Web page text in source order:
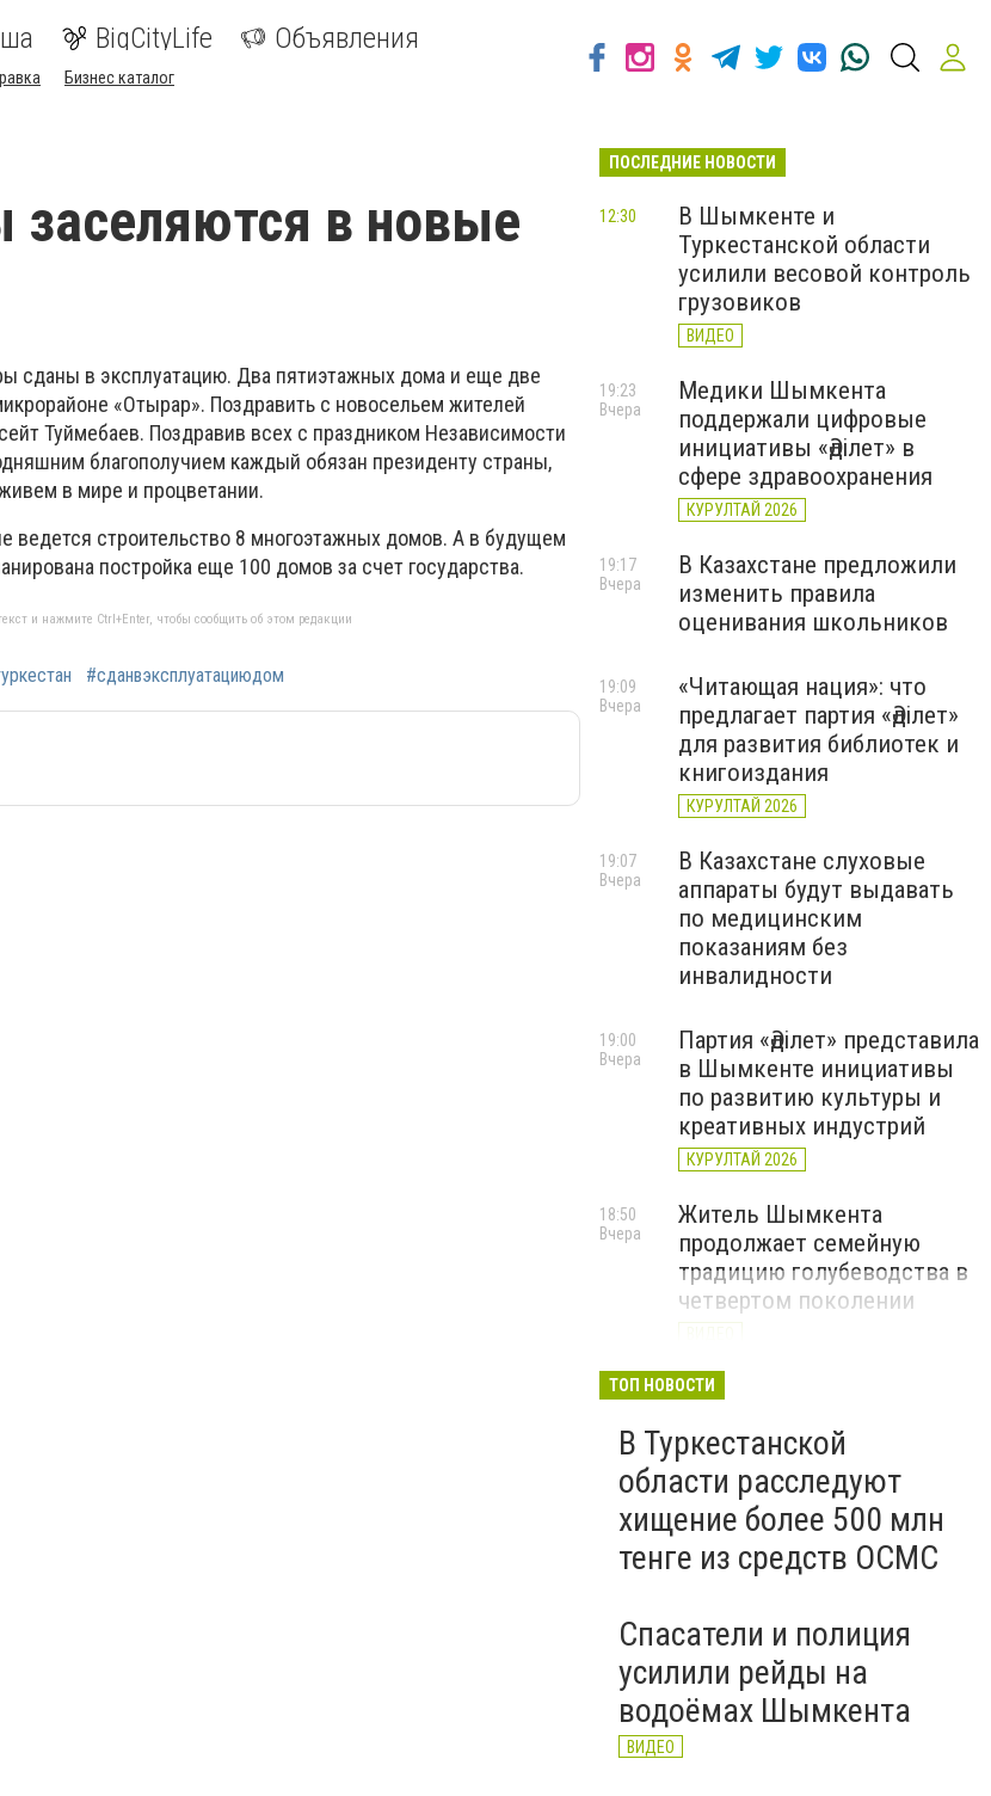
BigCityLife Объявления
Бизнес каталог
заселяются в новые
сданы в эксплуатацию. Два пятиэтажных дома и еще две
«Отырар». Поздравить с новосельем жителей
Туймебаев. Поздравив всех с праздником Независимости
благополучием каждый обязан президенту страны,
в мире и процветании.
ведется строительство 8 многоэтажных домов. А в будущем
постройка еще 100 домов за счет государства.
и нажмите Ctrl+Enter, чтобы сообщить об этом редакции
#сданвэксплуатациюдом
ПОСЛЕДНИЕ НОВОСТИ
В Шымкенте и
Туркестанской области
усилили весовой контроль
грузовиков
ВИДЕО
12:30
Медики Шымкента
поддержали цифровые
инициативы «Әділет» в
сфере здравоохранения
КУРУЛТАЙ 2026
19:23
Вчера
В Казахстане предложили
изменить правила
оценивания школьников
19:17
Вчера
«Читающая нация»: что
предлагает партия «Әділет»
для развития библиотек и
книгоиздания
КУРУЛТАЙ 2026
19:09
Вчера
В Казахстане слуховые
аппараты будут выдавать
по медицинским
показаниям без
инвалидности
19:07
Вчера
Партия «Әділет» представила
в Шымкенте инициативы
по развитию культуры и
креативных индустрий
КУРУЛТАЙ 2026
19:00
Вчера
Житель Шымкента
продолжает семейную
традицию голубеводства в
четвертом поколении
18:50
Вчера
«Әділет» объединила
регионов на форуме
цифровых инициатив
КУРУЛТАЙ 2026
17:22
ТОП НОВОСТИ
В Туркестанской
области расследуют
хищение более 500 млн
тенге из средств ОСМС
Спасатели и полиция
усилили рейды на
водоёмах Шымкента
ВИДЕО